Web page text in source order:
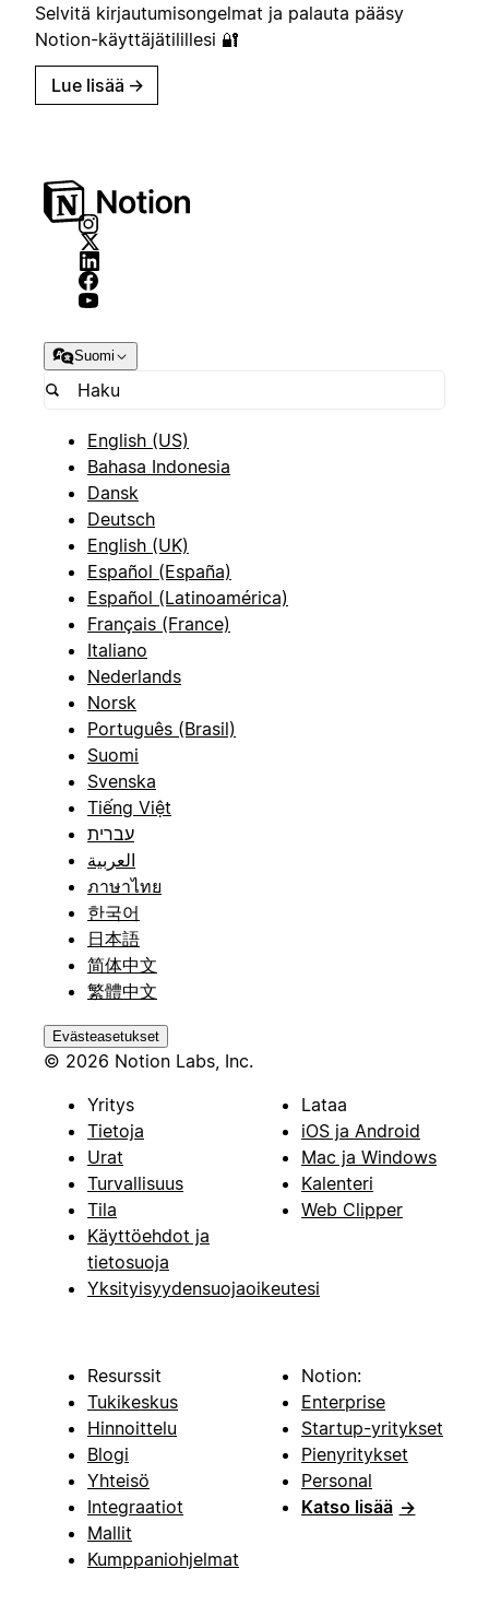
Selvitä kirjautumisongelmat ja palauta pääsy
Notion-käyttäjätilillesi 🔐
Lue lisää →
Suomi
English (US)
Bahasa Indonesia
Dansk
Deutsch
English (UK)
Español (España)
Español (Latinoamérica)
Français (France)
Italiano
Nederlands
Norsk
Português (Brasil)
Suomi
Svenska
Tiếng Việt
עברית
العربية
ภาษาไทย
한국어
日本語
简体中文
繁體中文
Evästeasetukset
© 2026 Notion Labs, Inc.
Yritys
Tietoja
Urat
Turvallisuus
Tila
Käyttöehdot ja
tietosuoja
Yksityisyydensuojaoikeutesi
Lataa
iOS ja Android
Mac ja Windows
Kalenteri
Web Clipper
Resurssit
Tukikeskus
Hinnoittelu
Blogi
Yhteisö
Integraatiot
Mallit
Kumppaniohjelmat
Notion:
Enterprise
Startup-yritykset
Pienyritykset
Personal
Katso lisää →